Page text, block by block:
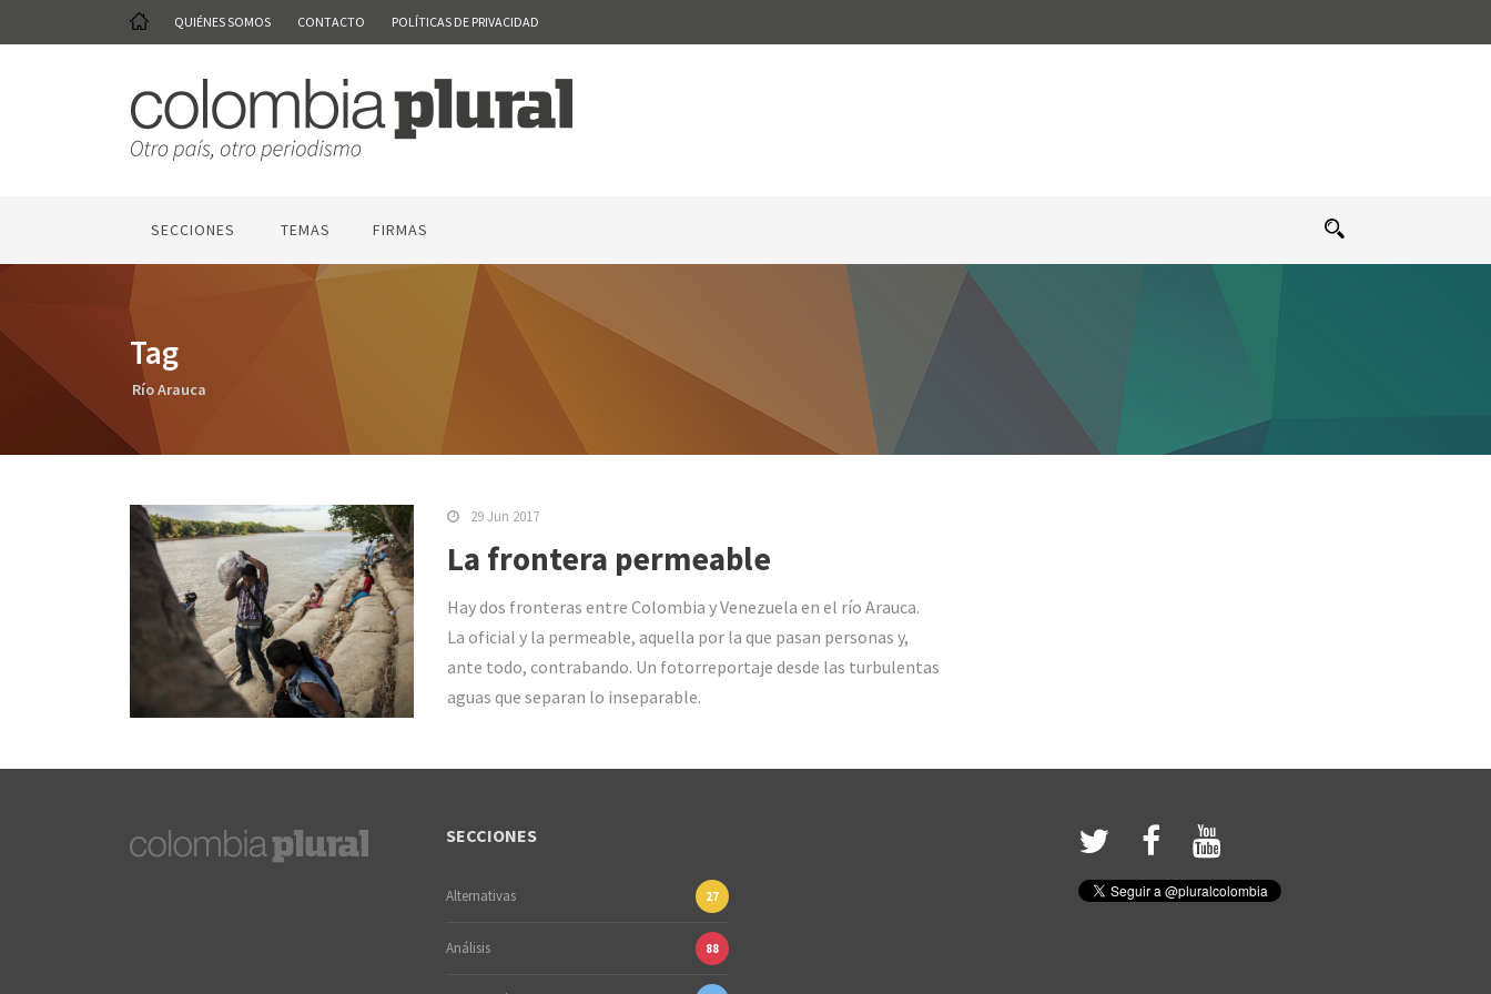
QUIÉNES SOMOS CONTACTO POLÍTICAS DE PRIVACIDAD
SECCIONES TEMAS FIRMAS
Tag
Río Arauca
29 Jun 2017
La frontera permeable
Hay dos fronteras entre Colombia y Venezuela en el río Arauca.
La oficial y la permeable, aquella por la que pasan personas y,
ante todo, contrabando. Un fotorreportaje desde las turbulentas
aguas que separan lo inseparable.
SECCIONES
Alternativas 27
Análisis 88